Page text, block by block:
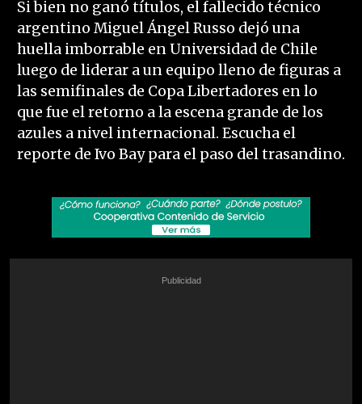
Si bien no ganó títulos, el fallecido técnico
argentino Miguel Ángel Russo dejó una
huella imborrable en Universidad de Chile
luego de liderar a un equipo lleno de figuras a
las semifinales de Copa Libertadores en lo
que fue el retorno a la escena grande de los
azules a nivel internacional. Escucha el
reporte de Ivo Bay para el paso del trasandino.